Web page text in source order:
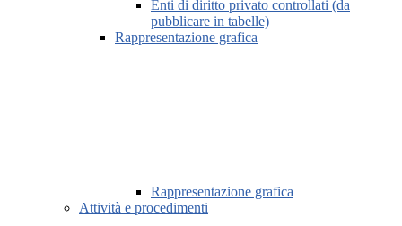
Enti di diritto privato controllati (da
pubblicare in tabelle)
Rappresentazione grafica
Rappresentazione grafica
Attività e procedimenti